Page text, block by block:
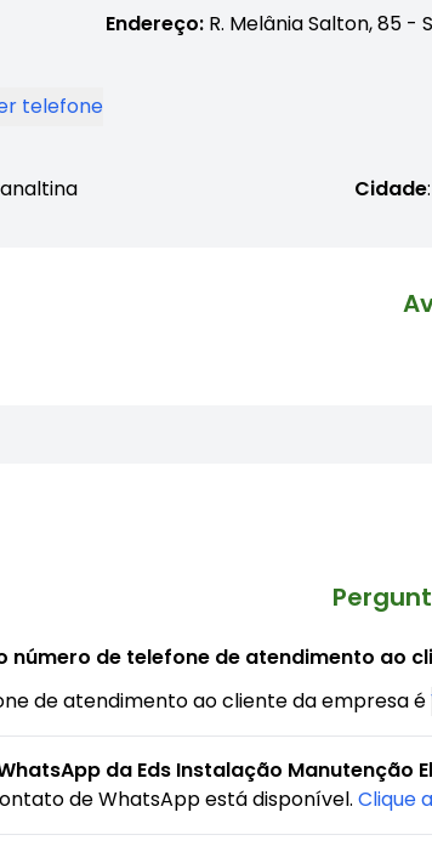
Endereço:R. Melânia Salton, 85 -
telefone
Cidade
número de telefone de atendimento ao
de atendimento ao cliente da empresa é
da Eds Instalação Manutenção
de WhatsApp está disponível. Clique